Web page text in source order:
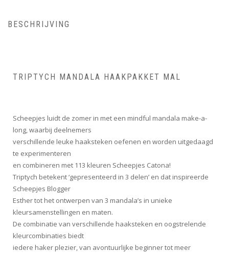
BESCHRIJVING
TRIPTYCH MANDALA HAAKPAKKET MAL
Scheepjes luidt de zomer in met een mindful mandala make-a-
long, waarbij deelnemers
verschillende leuke haaksteken oefenen en worden uitgedaagd
te experimenteren
en combineren met 113 kleuren Scheepjes Catona!
Triptych betekent ‘gepresenteerd in 3 delen’ en dat inspireerde
Scheepjes Blogger
Esther tot het ontwerpen van 3 mandala’s in unieke
kleursamenstellingen en maten.
De combinatie van verschillende haaksteken en oogstrelende
kleurcombinaties biedt
iedere haker plezier, van avontuurlijke beginner tot meer